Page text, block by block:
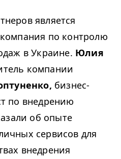
является
по контролю
в Украине. Юлия
компании
бизнес-
по внедрению
об опыте
сервисов для
внедрения